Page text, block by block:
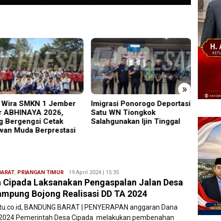
»
Ponorogo Deportasi
Tiongkok
Ijin Tinggal
19 Siswa Sakit Bersamaan,
Wartawan Sempat Terhalang
Masuk ke Ruang UGD
, PRIANGAN TIMUR Ryan
Karawang
19 April 2024 | 15:35
Cipada Laksanakan Pengaspalan Jalan Desa
Bojong Realisasi DD TA 2024
BANDUNG BARAT | PENYERAPAN anggaran Dana
Pemerintah Desa Cipada melakukan pembenahan